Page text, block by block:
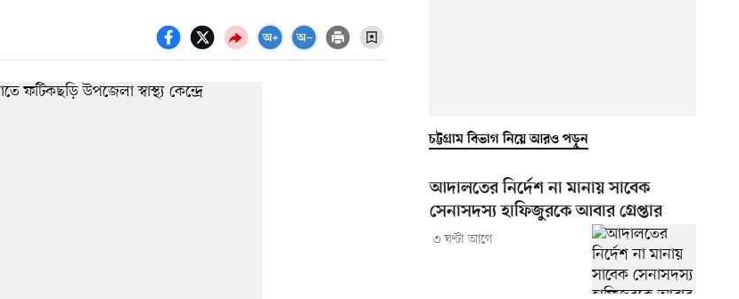
চট্টগ্রাম বিভাগ নিয়ে আরও পড়ুন
আদালতের নির্দেশ না মানায় সাবেক
সেনাসদস্য হাফিজুরকে আবার গ্রেপ্তার
৩ ঘণ্টা আগে